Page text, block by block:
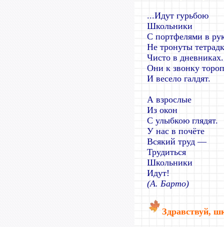
...Идут гурьбою
Школьники
С портфелями в
Не тронуты
Чисто в дневниках.
Они к звонку
И весело галдят.
А взрослые
Из окон
С улыбкою глядят.
У нас в почёте
Всякий труд —
Трудиться
Школьники
Идут!
(А. Барто)
Здравствуй,